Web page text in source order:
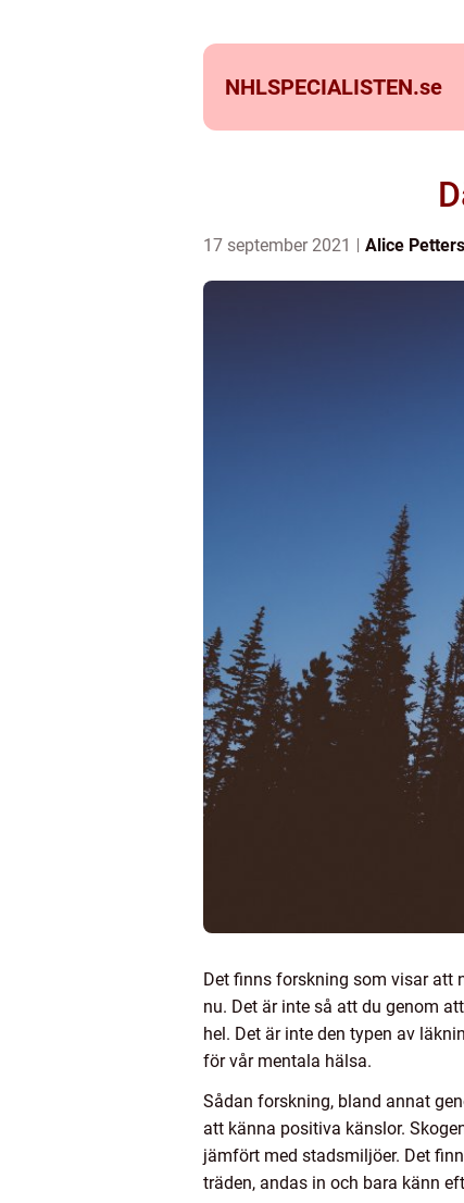
NHLSPECIALISTEN.se
17 september 2021 Alice
Det finns forskning som visar att
nu. Det är inte så att du genom
hel. Det är inte den typen av
för vår mentala hälsa.
Sådan forskning, bland annat
att känna positiva känslor.
jämfört med stadsmiljöer. Det
träden, andas in och bara känn